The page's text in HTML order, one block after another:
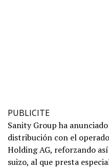
PUBLICITE
Sanity Group ha
distribución con el
Holding AG, reforzando
suizo, al que presta